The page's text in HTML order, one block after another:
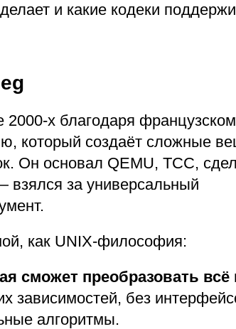
и какие кодеки
2000-х благодаря
который создаёт сложные
Он основал QEMU, TCC,
за универсальный
как UNIX-философия:
сможет преобразовать всё
зависимостей, без
алгоритмы.